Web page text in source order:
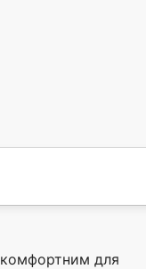
для